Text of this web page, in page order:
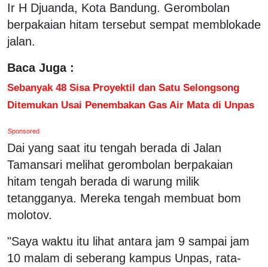
Ir H Djuanda, Kota Bandung. Gerombolan
berpakaian hitam tersebut sempat memblokade
jalan.
Baca Juga :
Sebanyak 48 Sisa Proyektil dan Satu Selongsong
Ditemukan Usai Penembakan Gas Air Mata di Unpas
Sponsored
Dai yang saat itu tengah berada di Jalan
Tamansari melihat gerombolan berpakaian
hitam tengah berada di warung milik
tetangganya. Mereka tengah membuat bom
molotov.
"Saya waktu itu lihat antara jam 9 sampai jam
10 malam di seberang kampus Unpas, rata-